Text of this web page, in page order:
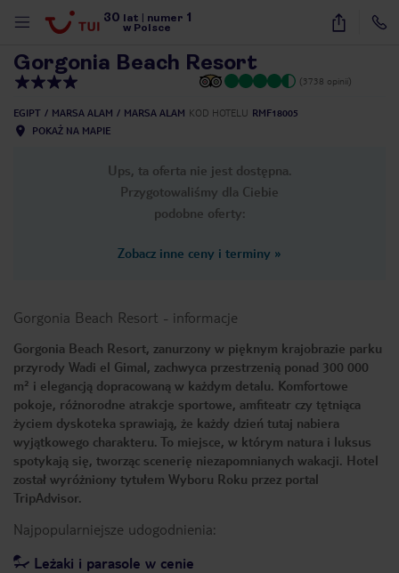
30 lat numer 1
w Polsce
44
Gorgonia Beach Resort
(3738 opinii)
EGIPT MARSA ALAM MARSA ALAM KOD HOTELU RMF18005
POKAŻ NA MAPIE
Ups, ta oferta nie jest dostępna.
Przygotowaliśmy dla Ciebie
podobne oferty:
Zobacz inne ceny i terminy »
Gorgonia Beach Resort - informacje
Gorgonia Beach Resort, zanurzony w pięknym krajobrazie parku
przyrody Wadi el Gimal, zachwyca przestrzenią ponad 300 000
m² i elegancją dopracowaną w każdym detalu. Komfortowe
pokoje, różnorodne atrakcje sportowe, amfiteatr czy tętniąca
życiem dyskoteka sprawiają, że każdy dzień tutaj nabiera
wyjątkowego charakteru. To miejsce, w którym natura i luksus
spotykają się, tworząc scenerię niezapomnianych wakacji. Hotel
został wyróżniony tytułem Wyboru Roku przez portal
TripAdvisor.
Najpopularniejsze udogodnienia:
Leżaki i parasole w cenie